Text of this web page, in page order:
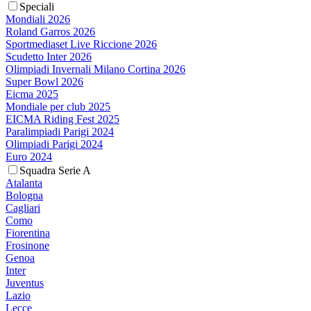
Speciali
Mondiali 2026
Roland Garros 2026
Sportmediaset Live Riccione 2026
Scudetto Inter 2026
Olimpiadi Invernali Milano Cortina 2026
Super Bowl 2026
Eicma 2025
Mondiale per club 2025
EICMA Riding Fest 2025
Paralimpiadi Parigi 2024
Olimpiadi Parigi 2024
Euro 2024
Squadra Serie A
Atalanta
Bologna
Cagliari
Como
Fiorentina
Frosinone
Genoa
Inter
Juventus
Lazio
Lecce